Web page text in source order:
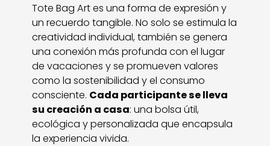
Tote Bag Art es una forma de expresión y
un recuerdo tangible. No solo se estimula la
creatividad individual, también se genera
una conexión más profunda con el lugar
de vacaciones y se promueven valores
como la sostenibilidad y el consumo
consciente. Cada participante se lleva
su creación a casa: una bolsa útil,
ecológica y personalizada que encapsula
la experiencia vivida.